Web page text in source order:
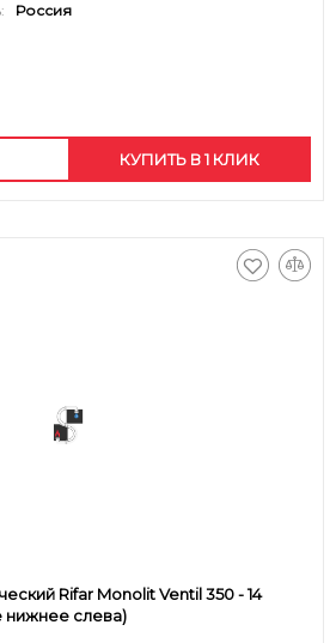
Россия
КУПИТЬ В 1 КЛИК
Rifar Monolit Ventil 350 - 14
нижнее слева)